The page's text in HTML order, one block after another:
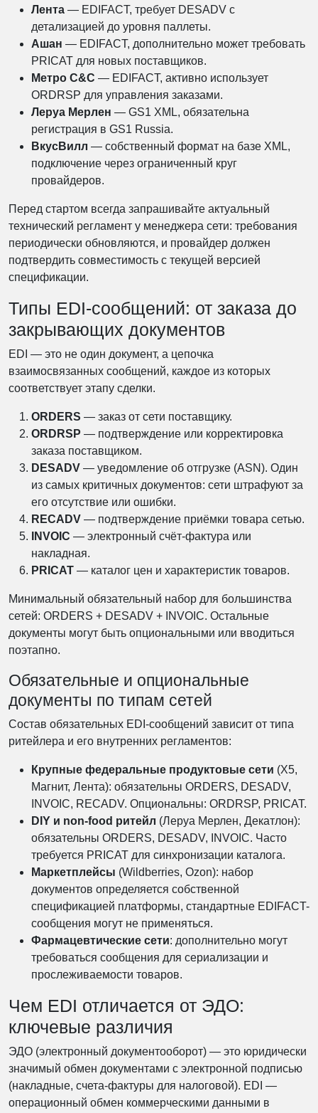
Лента — EDIFACT, требует DESADV с
детализацией до уровня паллеты.
Ашан — EDIFACT, дополнительно может требовать
PRICAT для новых поставщиков.
Метро C&C — EDIFACT, активно использует
ORDRSP для управления заказами.
Леруа Мерлен — GS1 XML, обязательна
регистрация в GS1 Russia.
ВкусВилл — собственный формат на базе XML,
подключение через ограниченный круг
провайдеров.
Перед стартом всегда запрашивайте актуальный
технический регламент у менеджера сети: требования
периодически обновляются, и провайдер должен
подтвердить совместимость с текущей версией
спецификации.
Типы EDI-сообщений: от заказа до
закрывающих документов
EDI — это не один документ, а цепочка
взаимосвязанных сообщений, каждое из которых
соответствует этапу сделки.
ORDERS — заказ от сети поставщику.
ORDRSP — подтверждение или корректировка
заказа поставщиком.
DESADV — уведомление об отгрузке (ASN). Один
из самых критичных документов: сети штрафуют за
его отсутствие или ошибки.
RECADV — подтверждение приёмки товара сетью.
INVOIC — электронный счёт-фактура или
накладная.
PRICAT — каталог цен и характеристик товаров.
Минимальный обязательный набор для большинства
сетей: ORDERS + DESADV + INVOIC. Остальные
документы могут быть опциональными или вводиться
поэтапно.
Обязательные и опциональные
документы по типам сетей
Состав обязательных EDI-сообщений зависит от типа
ритейлера и его внутренних регламентов:
Крупные федеральные продуктовые сети (X5,
Магнит, Лента): обязательны ORDERS, DESADV,
INVOIC, RECADV. Опциональны: ORDRSP, PRICAT.
DIY и non-food ритейл (Леруа Мерлен, Декатлон):
обязательны ORDERS, DESADV, INVOIC. Часто
требуется PRICAT для синхронизации каталога.
Маркетплейсы (Wildberries, Ozon): набор
документов определяется собственной
спецификацией платформы, стандартные EDIFACT-
сообщения могут не применяться.
Фармацевтические сети: дополнительно могут
требоваться сообщения для сериализации и
прослеживаемости товаров.
Чем EDI отличается от ЭДО:
ключевые различия
ЭДО (электронный документооборот) — это юридически
значимый обмен документами с электронной подписью
(накладные, счета-фактуры для налоговой). EDI —
операционный обмен коммерческими данными в